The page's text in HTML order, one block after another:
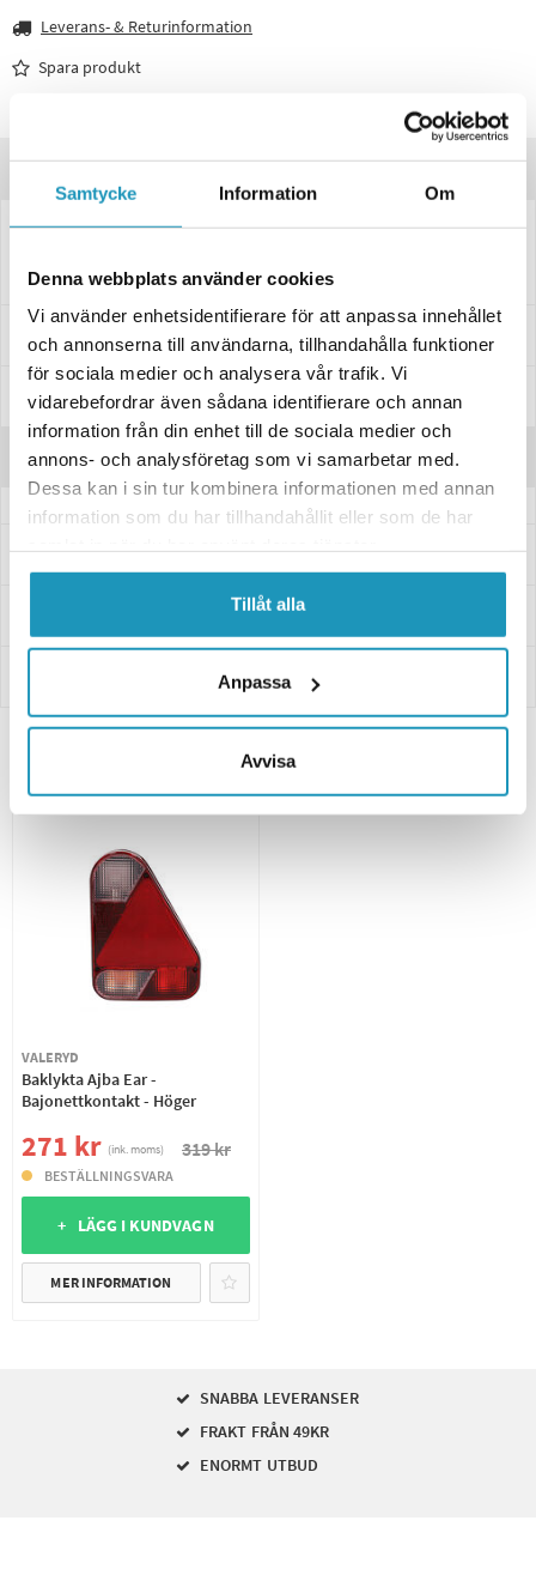
Samtycke Information Om
Denna webbplats använder cookies
Vi använder enhetsidentifierare för att anpassa innehållet
och annonserna till användarna, tillhandahålla funktioner
för sociala medier och analysera vår trafik. Vi
vidarebefordrar även sådana identifierare och annan
information från din enhet till de sociala medier och
annons- och analysföretag som vi samarbetar med.
Dessa kan i sin tur kombinera informationen med annan
information som du har tillhandahållit eller som de har
Tillåt alla
Anpassa
Avvisa
Leverans- & Returinformation
Spara produkt
3120031
AJBA Reservglas till släpvagn, utförande: Ajba Ear 160*220 Hö
Specifikationer
Manualer & Guider
Recensioner
Frågor och svar
Leverans- & Returinformation
Relaterade produkter
VALERYD
Baklykta Ajba Ear -
Bajonettkontakt - Höger
271 kr (ink. moms) 319 kr
BESTÄLLNINGSVARA
+ LÄGG I KUNDVAGN
MER INFORMATION
SNABBA LEVERANSER
FRAKT FRÅN 49KR
ENORMT UTBUD